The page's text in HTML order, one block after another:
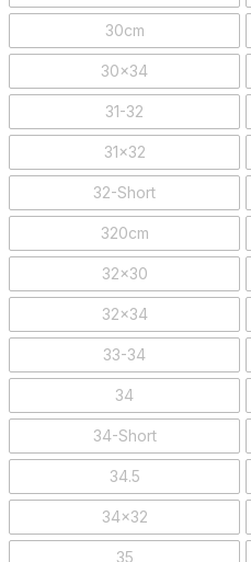
30cm
30x34
31-32
31x32
32-Short
320cm
32x30
32x34
33-34
34
34-Short
34.5
34x32
35